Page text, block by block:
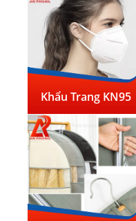
Khẩu Trang KN95